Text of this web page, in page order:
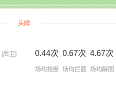
头牌
[后卫] 0.44次
场均抢断
0.67次
场均拦截
4.67次
场均解围